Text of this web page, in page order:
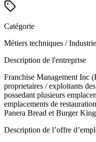
Catégorie
Métiers techniques /
Description de l'entreprise
Franchise Management Inc
proprietaires / exploitants
possedant plusieurs
emplacements de
Panera Bread et Burger
Description de l’offre